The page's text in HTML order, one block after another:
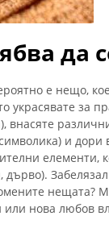
да
е нещо,
украсявате за
внасяте
и
елементи,
дърво).
нещата?
нова любов